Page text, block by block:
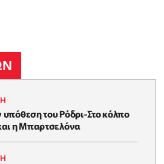
του Ρόδρι-Στο κόλπο
η Μπαρτσελόνα